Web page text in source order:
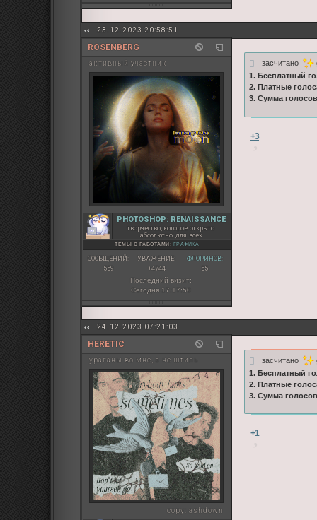
23.12.2023 20:58:51
ROSENBERG
активный участник
PHOTOSHOP: RENAISSANCE
творчество, которое открыто
абсолютно для всех
ТЕМЫ С РАБОТАМИ: ГРАФИКА
СООБЩЕНИЙ:
559
УВАЖЕНИЕ:
+4744
ФЛОРИНОВ:
55
Последний визит:
Сегодня 17:17:50
засчитано
1. Бесплатный
2. Платные
3. Сумма
+3
24.12.2023 07:21:03
HERETIC
ураганы во мне, а не штиль
copy: ashdown
засчитано
1. Бесплатный
2. Платные
3. Сумма
+1